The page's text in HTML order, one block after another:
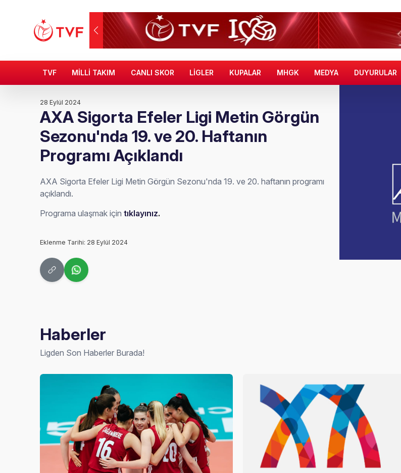
TVF MİLLİ TAKIM CANLI SKOR LİGLER KUPALAR MHGK MEDYA DUYURULAR
28 Eylül 2024
AXA Sigorta Efeler Ligi Metin Görgün
Sezonu'nda 19. ve 20. Haftanın
Programı Açıklandı
AXA Sigorta Efeler Ligi Metin Görgün Sezonu'nda 19. ve 20. haftanın programı
açıklandı.
Programa ulaşmak içintıklayınız.
Eklenme Tarihi: 28 Eylül 2024
Haberler
Ligden Son Haberler Burada!